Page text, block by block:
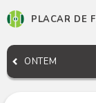
PLACAR DE
ONTEM